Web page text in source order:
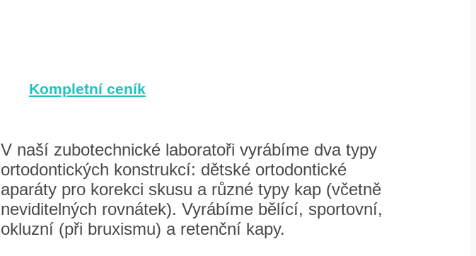
Kompletní ceník
V naší zubotechnické laboratoři vyrábíme dva typy
ortodontických konstrukcí: dětské ortodontické
aparáty pro korekci skusu a různé typy kap (včetně
neviditelných rovnátek). Vyrábíme bělící, sportovní,
okluzní (při bruxismu) a retenční kapy.